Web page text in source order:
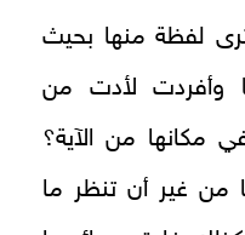
لفظة منها بحيث
وأفردت لأدت من
مكانها من الآية؟
من غير أن تنظر ما